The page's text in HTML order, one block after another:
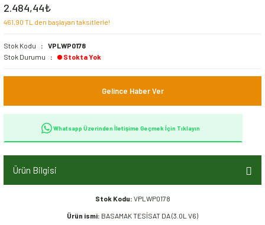
2.484,44₺
461,90 TL den başlayan taksitlerle!
Stok Kodu
VPLWP0178
Stok Durumu
Stokta Yok
Gelince Haber Ver
Whatsapp Üzerinden İletişime Geçmek İçin Tıklayın
Ürün Bilgisi
Stok Kodu: VPLWP0178
Ürün ismi: BASAMAK TESİSAT DA (3.0L V6)